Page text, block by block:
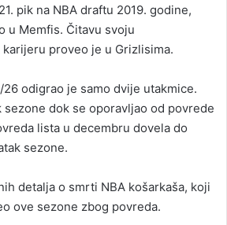
pik na NBA draftu 2019. godine,
u Memfis. Čitavu svoju
proveo je u Grizlisima.
odigrao je samo dvije utakmice.
dok se oporavljao od povrede
lista u decembru dovela do
sezone.
detalja o smrti NBA košarkaša, koji
ove sezone zbog povreda.